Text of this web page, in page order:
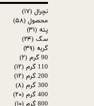
نچرال (۱۷)
محصول (۵۸)
پته (۳۱)
سگ (۲۴)
گربه (۳۹)
90 گرم
(۲)
110 گرم
(۱۲)
200 گرم
(۱۲)
300 گرم
(۸)
400 گرم
(۲۰)
800 گرم
(۱۰)